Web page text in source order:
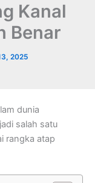
Kanal
Benar
2025
dunia
salah satu
rangka atap